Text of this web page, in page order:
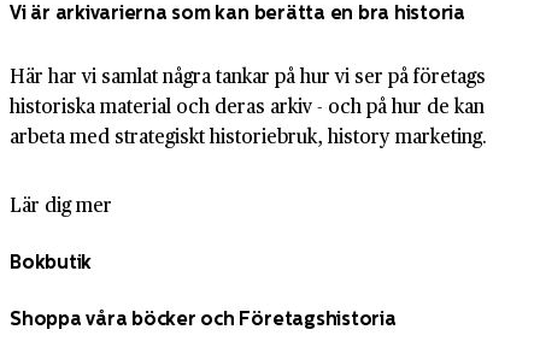
Vi är arkivarierna som kan berätta en bra historia
Här har vi samlat några tankar på hur vi ser på företags
historiska material och deras arkiv - och på hur de kan
arbeta med strategiskt historiebruk, history marketing.
Lär dig mer
Bokbutik
Shoppa våra böcker och Företagshistoria